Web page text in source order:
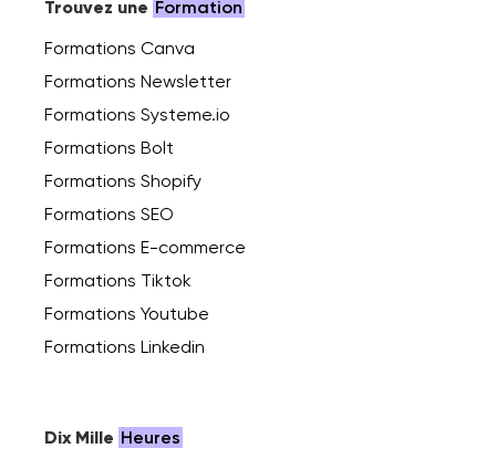
Trouvez une Formation
Formations Canva
Formations Newsletter
Formations Systeme.io
Formations Bolt
Formations Shopify
Formations SEO
Formations E-commerce
Formations Tiktok
Formations Youtube
Formations Linkedin
Dix Mille Heures